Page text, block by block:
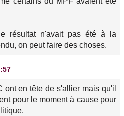
résultat n'avait pas été à la
on peut faire des choses.
en tête de s'allier mais qu'il
pour le moment à cause pour